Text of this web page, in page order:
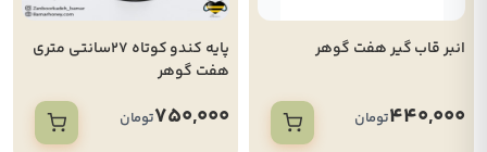
انبر قاب گیر هفت گوهر
440,000تومان
پایه کندو کوتاه 27سانتی متری
هفت گوهر
750,000تومان